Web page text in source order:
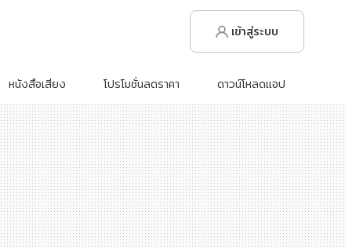
เข้าสู่ระบบ
หนังสือเสียง โปรโมชั่นลดราคา ดาวน์โหลดแอป